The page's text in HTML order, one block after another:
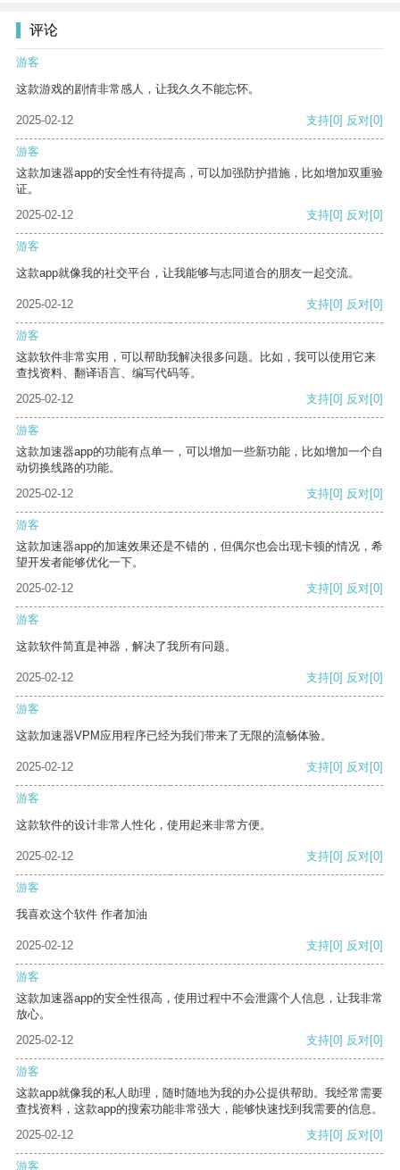
评论
游客
这款游戏的剧情非常感人，让我久久不能忘怀。
2025-02-12 支持[0] 反对[0]
游客
这款加速器app的安全性有待提高，可以加强防护措施，比如增加双重验
证。
2025-02-12
支持[0] 反对[0]
游客
这款app就像我的社交平台，让我能够与志同道合的朋友一起交流。
2025-02-12 支持[0] 反对[0]
游客
这款软件非常实用，可以帮助我解决很多问题。比如，我可以使用它来
查找资料、翻译语言、编写代码等。
2025-02-12
支持[0] 反对[0]
游客
这款加速器app的功能有点单一，可以增加一些新功能，比如增加一个自
动切换线路的功能。
2025-02-12
支持[0] 反对[0]
游客
这款加速器app的加速效果还是不错的，但偶尔也会出现卡顿的情况，希
望开发者能够优化一下。
2025-02-12
支持[0] 反对[0]
游客
这款软件简直是神器，解决了我所有问题。
2025-02-12 支持[0] 反对[0]
游客
这款加速器VPM应用程序已经为我们带来了无限的流畅体验。
2025-02-12 支持[0] 反对[0]
游客
这款软件的设计非常人性化，使用起来非常方便。
2025-02-12 支持[0] 反对[0]
游客
我喜欢这个软件 作者加油
2025-02-12 支持[0] 反对[0]
游客
这款加速器app的安全性很高，使用过程中不会泄露个人信息，让我非常
放心。
2025-02-12
支持[0] 反对[0]
游客
这款app就像我的私人助理，随时随地为我的办公提供帮助。我经常需要
查找资料，这款app的搜索功能非常强大，能够快速找到我需要的信息。
2025-02-12
支持[0] 反对[0]
游客